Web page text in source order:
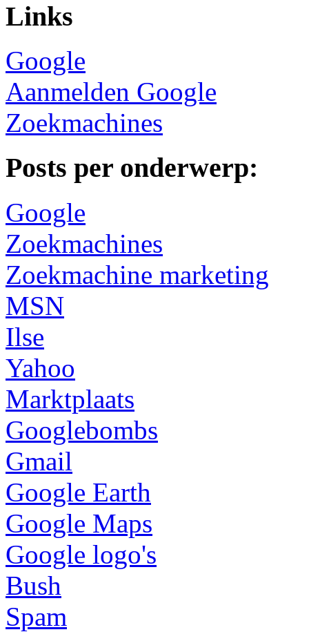
Links
Google
Aanmelden Google
Zoekmachines
Posts per onderwerp:
Google
Zoekmachines
Zoekmachine marketing
MSN
Ilse
Yahoo
Marktplaats
Googlebombs
Gmail
Google Earth
Google Maps
Google logo's
Bush
Spam